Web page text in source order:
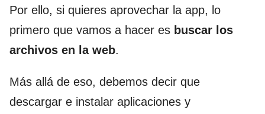
Por ello, si quieres aprovechar la app, lo
primero que vamos a hacer es buscar los
archivos en la web.
Más allá de eso, debemos decir que
descargar e instalar aplicaciones y